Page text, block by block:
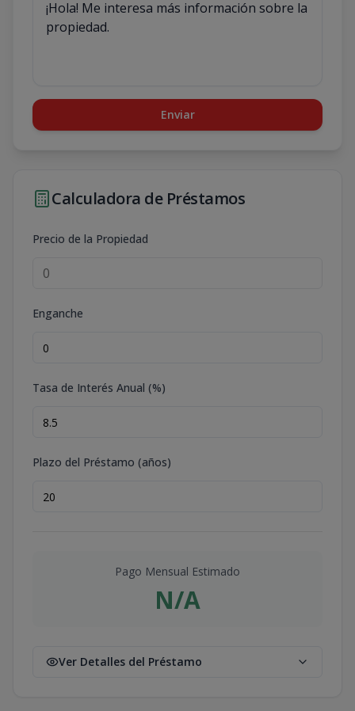
Enviar
Calculadora de Préstamos
Precio de la Propiedad
Enganche
Tasa de Interés Anual (%)
Plazo del Préstamo (años)
Pago Mensual Estimado
N/A
Ver Detalles del Préstamo